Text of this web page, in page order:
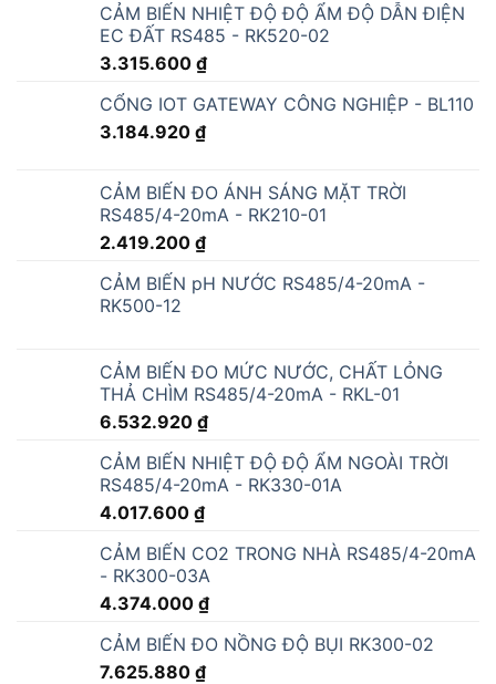
CẢM BIẾN NHIỆT ĐỘ ĐỘ ẨM ĐỘ DẪN ĐIỆN
EC ĐẤT RS485 - RK520-02
3.315.600 ₫
CỔNG IOT GATEWAY CÔNG NGHIỆP - BL110
3.184.920 ₫
CẢM BIẾN ĐO ÁNH SÁNG MẶT TRỜI
RS485/4-20mA - RK210-01
2.419.200 ₫
CẢM BIẾN pH NƯỚC RS485/4-20mA -
RK500-12
CẢM BIẾN ĐO MỨC NƯỚC, CHẤT LỎNG
THẢ CHÌM RS485/4-20mA - RKL-01
6.532.920 ₫
CẢM BIẾN NHIỆT ĐỘ ĐỘ ẨM NGOÀI TRỜI
RS485/4-20mA - RK330-01A
4.017.600 ₫
CẢM BIẾN CO2 TRONG NHÀ RS485/4-20mA
- RK300-03A
4.374.000 ₫
CẢM BIẾN ĐO NỒNG ĐỘ BỤI RK300-02
7.625.880 ₫